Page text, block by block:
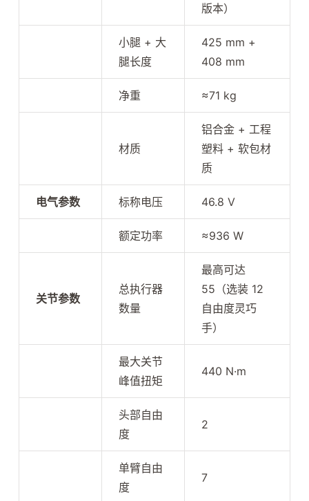
版本）
小腿 + 大
腿长度
425 mm +
408 mm
净重 ≈71 kg
材质
铝合金 + 工程
塑料 + 软包材
质
电气参数 标称电压 46.8 V
额定功率 ≈936 W
关节参数
总执行器
数量
最高可达
55（选装 12
自由度灵巧
手）
最大关节
峰值扭矩
440 N·m
头部自由
度
2
单臂自由
度
7